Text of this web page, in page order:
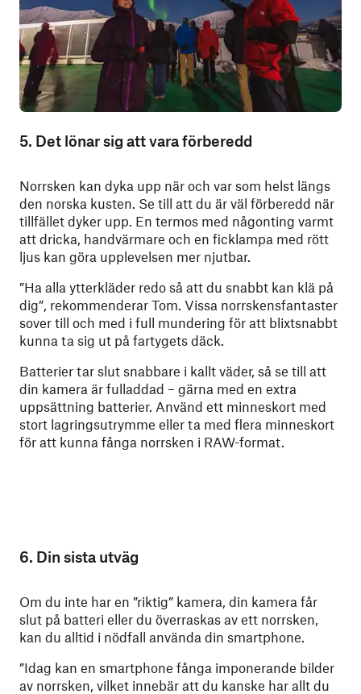
5. Det lönar sig att vara förberedd
Norrsken kan dyka upp när och var som helst längs
den norska kusten. Se till att du är väl förberedd när
tillfället dyker upp. En termos med någonting varmt
att dricka, handvärmare och en ficklampa med rött
ljus kan göra upplevelsen mer njutbar.
”Ha alla ytterkläder redo så att du snabbt kan klä på
dig”, rekommenderar Tom. Vissa norrskensfantaster
sover till och med i full mundering för att blixtsnabbt
kunna ta sig ut på fartygets däck.
Batterier tar slut snabbare i kallt väder, så se till att
din kamera är fulladdad – gärna med en extra
uppsättning batterier. Använd ett minneskort med
stort lagringsutrymme eller ta med flera minneskort
för att kunna fånga norrsken i RAW-format.
6. Din sista utväg
Om du inte har en ”riktig” kamera, din kamera får
slut på batteri eller du överraskas av ett norrsken,
kan du alltid i nödfall använda din smartphone.
”Idag kan en smartphone fånga imponerande bilder
av norrsken, vilket innebär att du kanske har allt du